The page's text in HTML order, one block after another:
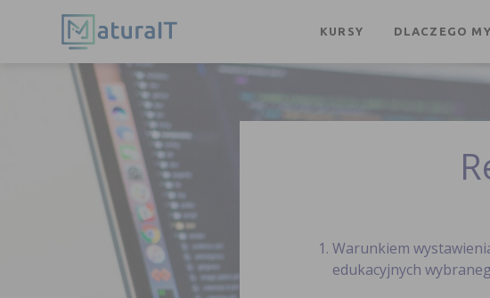
KURSY DLACZEGO MY
Warunkiem
edukacyjnych